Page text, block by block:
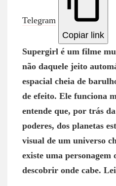
Telegram
Copiar link
Supergirl é um filme
não daquele jeito
espacial cheia de
de efeito. Ele funciona
entende que, por trás
poderes, dos planetas
visual de um universo
existe uma personagem
descobrir onde cabe.